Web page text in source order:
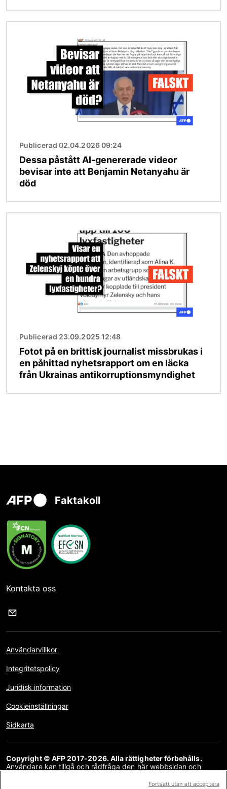
Publicerad 02.04.2026 09:24
Dessa påstått AI-genererade videor
bevisar inte att Benjamin Netanyahu är
död
Publicerad 23.09.2025 12:48
Fotot på en brittisk journalist missbrukas i
en påhittad nyhetsrapport om en läcka
från Ukrainas antikorruptionsmyndighet
Faktakoll
Kontakta oss
Användarvillkor
Integritetspolicy
Juridisk information
Cookieinställningar
Sidkarta
Copyright © AFP 2017-2026. Alla rättigheter förbehålls.
Användare kan tillgå och rådfråga den här webbsidan och
kommersiella ändamål. All annan användning, särskilt kopiering,
Fortsätt utan att acceptera